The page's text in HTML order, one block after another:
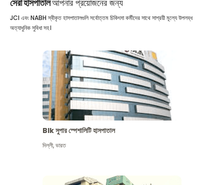
সেরা হাসপাতালআপনার প্রয়োজনের জন্য
JCI এবং NABH স্বীকৃত হাসপাতালগুলি সর্বোত্তম চিকিৎসা কর্মীদের সাথে সাশ্রয়ী মূল্যে উপলব্ধ
অত্যাধুনিক সুবিধা সহ।
Blk সুপার স্পেশালিটি হাসপাতাল
দিল্লী,ভারত